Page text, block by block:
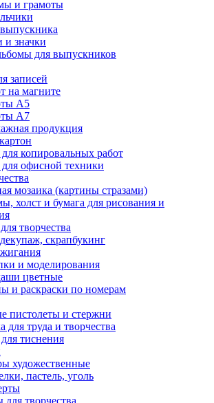
и грамоты
и значки
для выпускников
записей
на магните
А5
А7
продукция
копировальных работ
для офисной техники
мозаика (картины стразами)
холст и бумага для рисования и
творчества
скрапбукинг
и моделирования
цветные
и раскраски по номерам
пистолеты и стержни
для труда и творчества
тиснения
художественные
пастель, уголь
творчества